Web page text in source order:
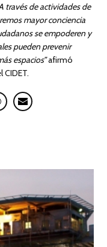
través de actividades de
mayor conciencia
se empoderen y
pueden prevenir
espacios”afirmó
CIDET.